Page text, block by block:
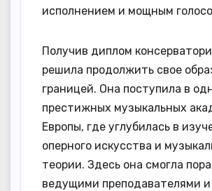
исполнением и мощным
Получив диплом
решила продолжить свое
границей. Она поступила в
престижных музыкальных
Европы, где углубилась в
оперного искусства и
теории. Здесь она смогла
ведущими преподавателями и